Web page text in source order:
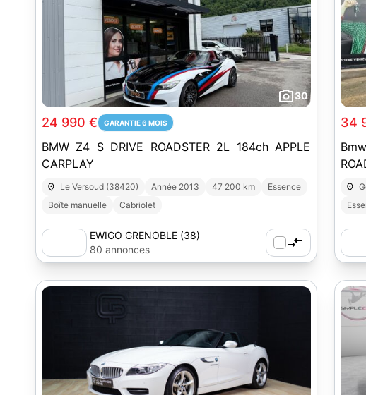
30
24 990 € GARANTIE 6 MOIS
BMW Z4 S DRIVE ROADSTER 2L 184ch APPLE
CARPLAY
Le Versoud (38420) Année 2013 47 200 km
Essence
Boîte manuelle
Cabriolet
EWIGO GRENOBLE (38)
80 annonces
34